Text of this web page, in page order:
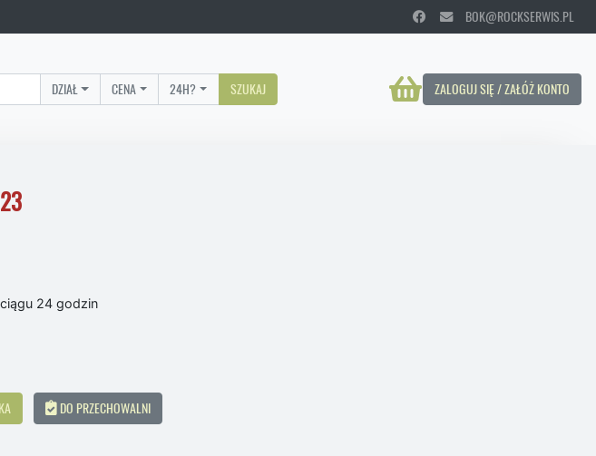
BOK@ROCKSERWIS.PL
ZALOGUJ SIĘ / ZAŁÓŻ KONTO
DZIAŁ CENA 24H? SZUKAJ
24 godzin
DO PRZECHOWALNI